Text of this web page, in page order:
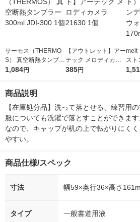
サーモス（THERMO
S） 真空断熱タンブラ
ー300ml JDI-300 1個
1,084円
【アウトレット】アー
テック メロディカメ
ラ 21630 1個
385円
melt
スト
グウ
商品説明
【在庫処分品】洗って落とせる、練習用
服についても洗濯で落とすことができま
なので、キャップが机の上で転がりにく
やすい。
商品仕様/スペック
寸法 幅59×奥行36×高さ
タイプ 一般書道用液